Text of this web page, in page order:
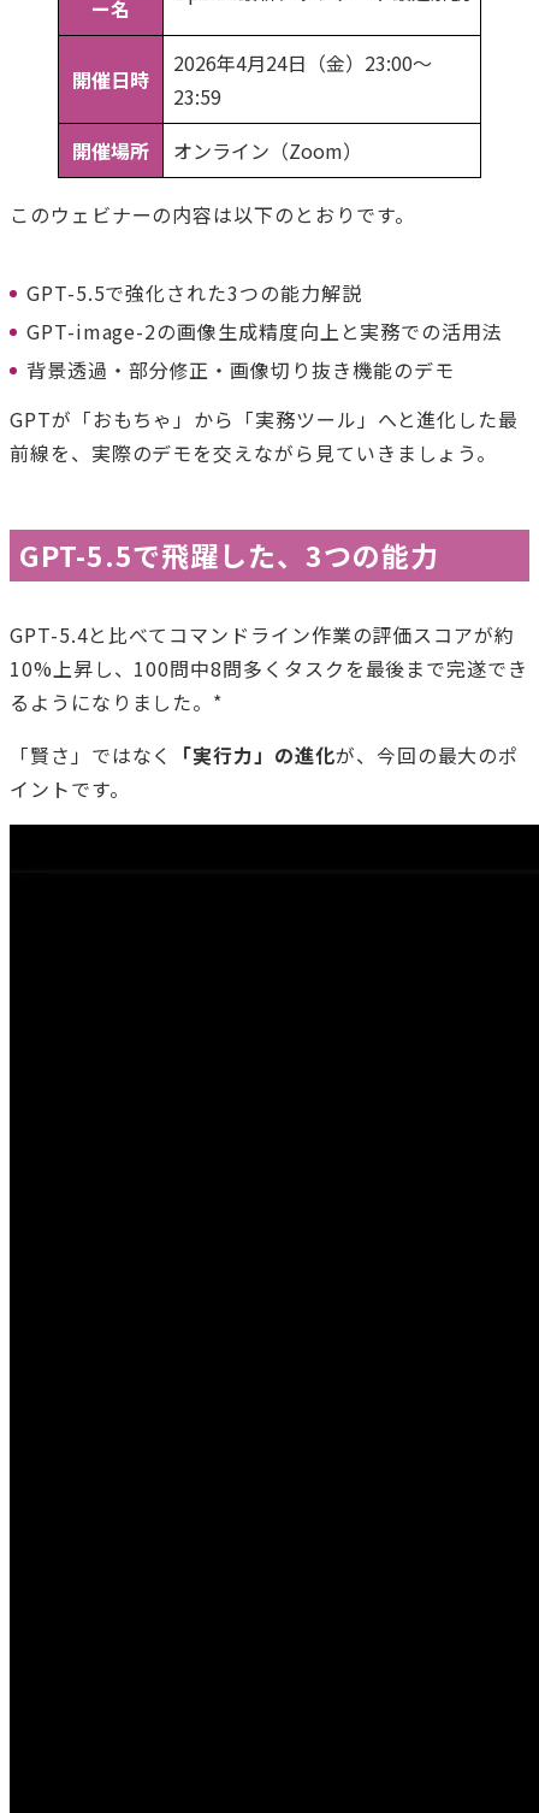
ー名
開催日時
2026年4月24日（金）23:00～
23:59
開催場所
オンライン（Zoom）
このウェビナーの内容は以下のとおりです。
GPT-5.5で強化された3つの能力解説
GPT-image-2の画像生成精度向上と実務での活用法
背景透過・部分修正・画像切り抜き機能のデモ
GPTが「おもちゃ」から「実務ツール」へと進化した最
前線を、実際のデモを交えながら見ていきましょう。
GPT-5.5で飛躍した、3つの能力
GPT-5.4と比べてコマンドライン作業の評価スコアが約
10%上昇し、100問中8問多くタスクを最後まで完遂でき
るようになりました。*
「賢さ」ではなく
「実行力」の進化が、今回の最大のポ
イントです。